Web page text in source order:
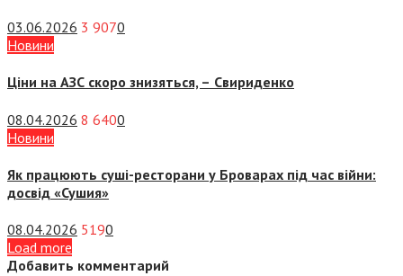
03.06.2026 3 9070
Новини
Ціни на АЗС скоро знизяться, – Свириденко
08.04.2026 8 6400
Новини
Як працюють суші-ресторани у Броварах під час війни:
досвід «Сушия»
08.04.2026 5190
Load more
Добавить комментарий